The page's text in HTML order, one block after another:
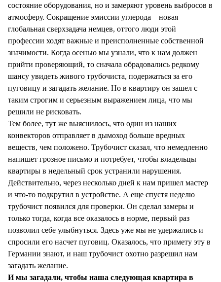
состояние оборудования, но и замеряют уровень выбросов в
атмосферу. Сокращение эмиссии углерода – новая
глобальная сверхзадача немцев, оттого люди этой
профессии ходят важные и преисполненные собственной
значимости. Когда осенью мы узнали, что к нам должен
прийти проверяющий, то сначала обрадовались редкому
шансу увидеть живого трубочиста, подержаться за его
пуговицу и загадать желание. Но в квартиру он зашел с
таким строгим и серьезным выражением лица, что мы
решили не рисковать.
Тем более, тут же выяснилось, что один из наших
конвекторов отправляет в дымоход больше вредных
веществ, чем положено. Трубочист сказал, что немедленно
напишет грозное письмо и потребует, чтобы владельцы
квартиры в недельный срок устранили нарушения.
Действительно, через несколько дней к нам пришел мастер
и что-то подкрутил в устройстве. А еще спустя неделю
трубочист появился для проверки. Он сделал замеры и
только тогда, когда все оказалось в норме, первый раз
позволил себе улыбнуться. Здесь уже мы не удержались и
спросили его насчет пуговиц. Оказалось, что примету эту в
Германии знают, и наш трубочист охотно разрешил нам
загадать желание.
И мы загадали, чтобы наша следующая квартира в